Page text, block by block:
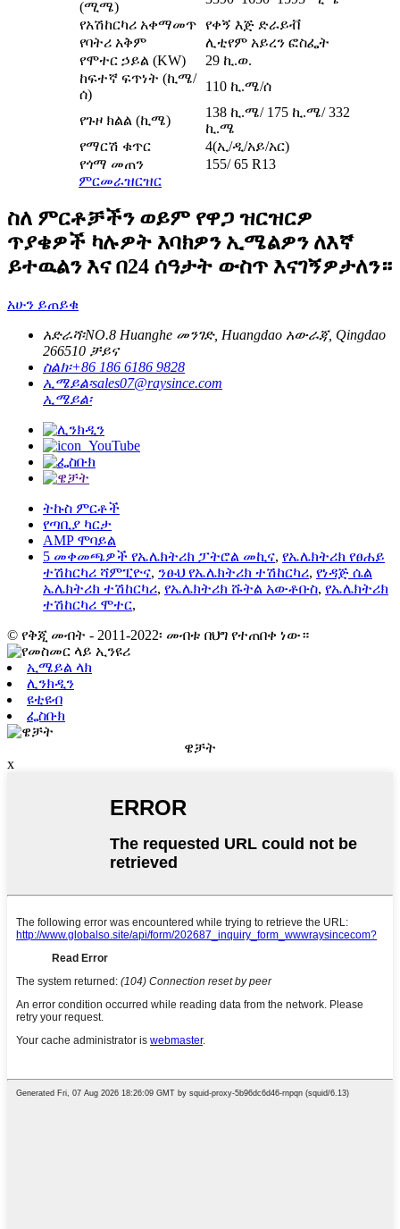
(ሚሜ)
የአሽከርካሪ አቀማመጥ የቀኝ እጅ ድራይቭ
የባትሪ አቅም
ሊቲየም አይረን ፎስፌት
የሞተር ኃይል (KW)
29 ኪ.ወ.
ከፍተኛ ፍጥነት (ኪሜ/
ሰ)
110 ኪ.ሜ/ሰ
የጉዞ ክልል (ኪሜ)
138 ኪ.ሜ/ 175 ኪ.ሜ/ 332
ኪ.ሜ
የማርሽ ቁጥር
4(ኢ/ዲ/አይ/አር)
የጎማ መጠን
155/ 65 R13
ምርመራዝርዝር
ስለ ምርቶቻችን ወይም የዋጋ ዝርዝርዎ
ጥያቄዎች ካሉዎት እባክዎን ኢሜልዎን ለእኛ
ይተዉልን እና በ24 ሰዓታት ውስጥ እናገኝዎታለን።
አሁን ይጠይቁ
አድራሻ፡NO.8 Huanghe መንገድ, Huangdao አውራጃ, Qingdao
266510 ቻይና
ስልክ፡+86 186 6186 9828
ኢሜይል፡sales07@raysince.com
ኢሜይል፡
ትኩስ ምርቶች
የጣቢያ ካርታ
AMP ሞባይል
5 መቀመጫዎች የኤሌክትሪክ ፓትሮል መኪና, የኤሌክትሪክ የፀሐይ
ተሽከርካሪ ሻምፒዮና, ንፁህ የኤሌክትሪክ ተሽከርካሪ, የነዳጅ ሴል
ኤሌክትሪክ ተሽከርካሪ, የኤሌክትሪክ ሹትል አውቶቡስ, የኤሌክትሪክ
ተሽከርካሪ ሞተር,
© የቅጂ መብት - 2011-2022፡ መብቱ በህግ የተጠበቀ ነው።
ኢሜይል ላክ
ሊንክዲን
ዩቲዩብ
ፌስቡክ
ዌቻት
x